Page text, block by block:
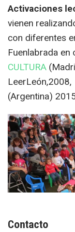
Activaciones
vienen
con diferentes
Fuenlabrada
CULTURA
(Argentina)
Contacto